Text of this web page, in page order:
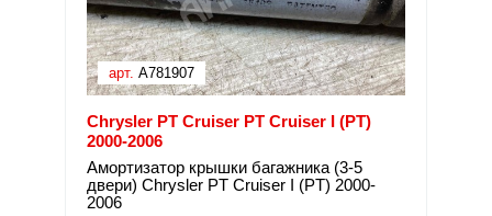
арт. A781907
Chrysler PT Cruiser PT Cruiser I (PT)
2000-2006
Амортизатор крышки багажника (3-5
двери) Chrysler PT Cruiser I (PT) 2000-
2006